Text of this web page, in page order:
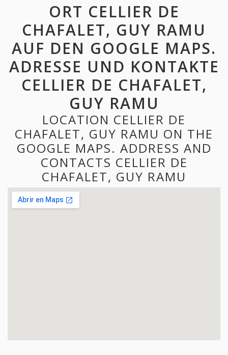
ORT CELLIER DE
CHAFALET, GUY RAMU
AUF DEN GOOGLE MAPS.
ADRESSE UND KONTAKTE
CELLIER DE CHAFALET,
GUY RAMU
LOCATION CELLIER DE
CHAFALET, GUY RAMU ON THE
GOOGLE MAPS. ADDRESS AND
CONTACTS CELLIER DE
CHAFALET, GUY RAMU